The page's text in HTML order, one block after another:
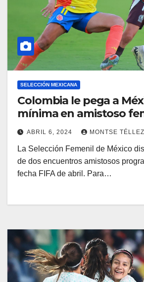
SELECCIÓN MEXICANA
Colombia le pega a
mínima en amistoso
ABRIL 6, 2024 MONTSE TÉLLEZ
La Selección Femenil de México
de dos encuentros amistosos
fecha FIFA de abril. Para…